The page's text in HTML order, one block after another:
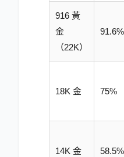
916 黃
金
（22K）
91.6%
18K 金 75%
14K 金 58.5%